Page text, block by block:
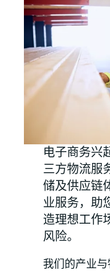
电子商务兴
三方物流服
储及供应链
业服务，助
造理想工作
风险。
我们的产业